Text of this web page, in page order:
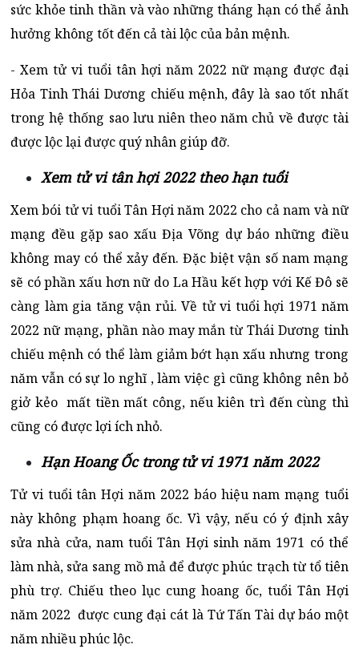
sức khỏe tinh thần và vào những tháng hạn có thể ảnh
hưởng không tốt đến cả tài lộc của bản mệnh.
- Xem tử vi tuổi tân hợi năm 2022 nữ mạng được đại
Hỏa Tinh Thái Dương chiếu mệnh, đây là sao tốt nhất
trong hệ thống sao lưu niên theo năm chủ về được tài
được lộc lại được quý nhân giúp đỡ.
Xem tử vi tân hợi 2022 theo hạn tuổi
Xem bói tử vi tuổi Tân Hợi năm 2022 cho cả nam và nữ
mạng đều gặp sao xấu Địa Võng dự báo những điều
không may có thể xảy đến. Đặc biệt vận số nam mạng
sẽ có phần xấu hơn nữ do La Hầu kết hợp với Kế Đô sẽ
càng làm gia tăng vận rủi. Về tử vi tuổi hợi 1971 năm
2022 nữ mạng, phần nào may mắn từ Thái Dương tinh
chiếu mệnh có thể làm giảm bớt hạn xấu nhưng trong
năm vẫn có sự lo nghĩ , làm việc gì cũng không nên bỏ
giở kẻo mất tiền mất công, nếu kiên trì đến cùng thì
cũng có được lợi ích nhỏ.
Hạn Hoang Ốc trong tử vi 1971 năm 2022
Tử vi tuổi tân Hợi năm 2022 báo hiệu nam mạng tuổi
này không phạm hoang ốc. Vì vậy, nếu có ý định xây
sửa nhà cửa, nam tuổi Tân Hợi sinh năm 1971 có thể
làm nhà, sửa sang mồ mả để được phúc trạch từ tổ tiên
phù trợ. Chiếu theo lục cung hoang ốc, tuổi Tân Hợi
năm 2022 được cung đại cát là Tứ Tấn Tài dự báo một
năm nhiều phúc lộc.